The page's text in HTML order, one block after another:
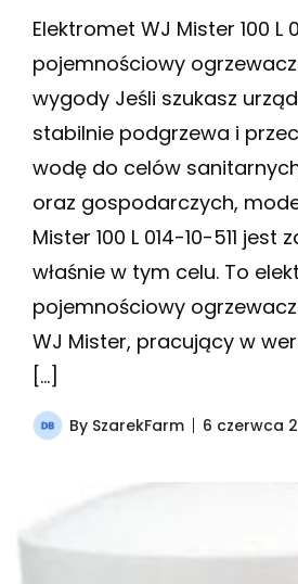
Elektromet WJ Mister 100 L
pojemnościowy
wygody Jeśli szukasz
stabilnie podgrzewa i
wodę do celów
oraz gospodarczych,
Mister 100 L 014-10-511
właśnie w tym celu. To
pojemnościowy
WJ Mister, pracujący w
[…]
By SzarekFarm 6 czerwca